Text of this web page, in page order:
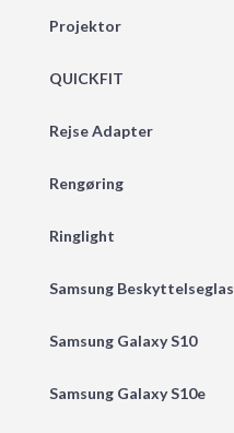
Projektor
QUICKFIT
Rejse Adapter
Rengøring
Ringlight
Samsung Beskyttelseglas
Samsung Galaxy S10
Samsung Galaxy S10e